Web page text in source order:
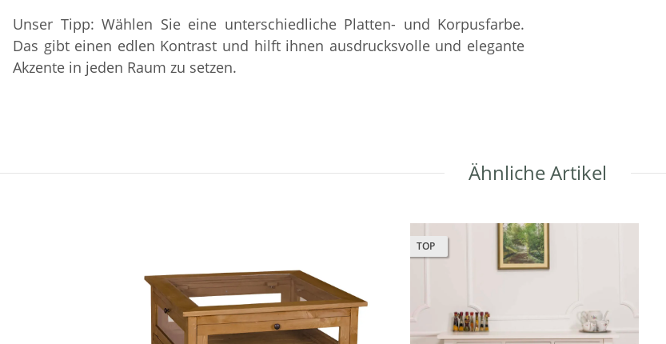
Unser Tipp: Wählen Sie eine unterschiedliche Platten- und Korpusfarbe.
Das gibt einen edlen Kontrast und hilft ihnen ausdrucksvolle und elegante
Akzente in jeden Raum zu setzen.
Ähnliche Artikel
TOP